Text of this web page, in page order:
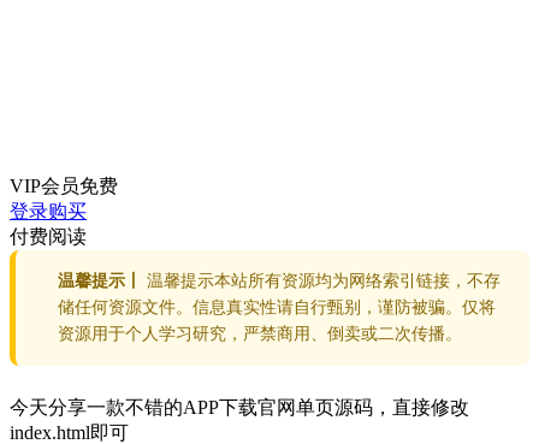
VIP会员免费
登录购买
付费阅读
温馨提示丨
温馨提示本站所有资源均为网络索引链接，不存
储任何资源文件。信息真实性请自行甄别，谨防被骗。仅将
资源用于个人学习研究，严禁商用、倒卖或二次传播。
今天分享一款不错的APP下载官网单页源码，直接修改
index.html即可